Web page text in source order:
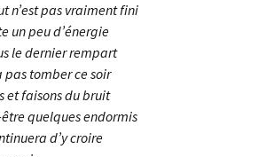
n’est pas vraiment fini
un peu d’énergie
le dernier rempart
pas tomber ce soir
et faisons du bruit
quelques endormis
d’y croire